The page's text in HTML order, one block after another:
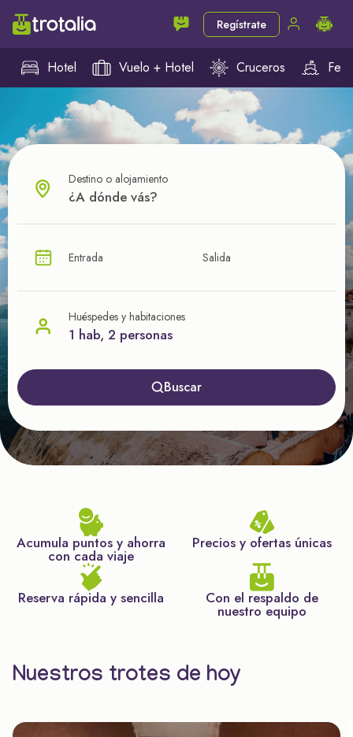
Regístrate
Hotel Vuelo + Hotel Cruceros
¿CUÁL VA A SER TU PRÓXIMO TROTE?
nuestras ofertas
Destino o alojamiento
Entrada Salida
Huéspedes y habitaciones
1 hab, 2 personas
Buscar
Acumula puntos y ahorra
con cada viaje
Precios y ofertas únicas
Reserva rápida y sencilla Con el respaldo de
nuestro equipo
Nuestros trotes de hoy